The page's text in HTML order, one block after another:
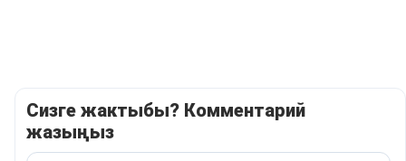
Сизге жактыбы? Комментарий
жазыңыз